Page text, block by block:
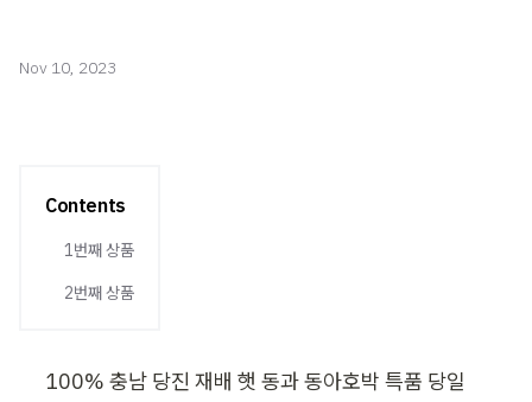
Nov 10, 2023
Contents
1번째 상품
2번째 상품
100% 충남 당진 재배 햇 동과 동아호박 특품 당일